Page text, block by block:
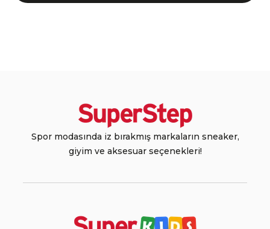
Spor modasında iz bırakmış markaların sneaker,
giyim ve aksesuar seçenekleri!